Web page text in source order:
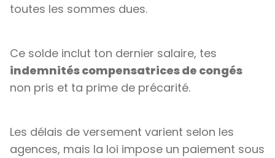
toutes les sommes dues.
Ce solde inclut ton dernier salaire, tes
indemnités compensatrices de congés
non pris et ta prime de précarité.
Les délais de versement varient selon les
agences, mais la loi impose un paiement sous